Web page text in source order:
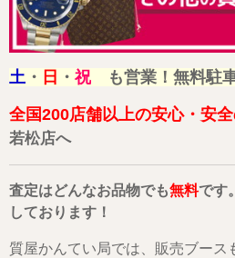
土 ・ 日 ・ 祝 も営業！無料駐
全国200店舗以上の安心・安
若松店へ
査定はどんなお品物でも無料です
しております！
質屋かんてい局では、販売ブース